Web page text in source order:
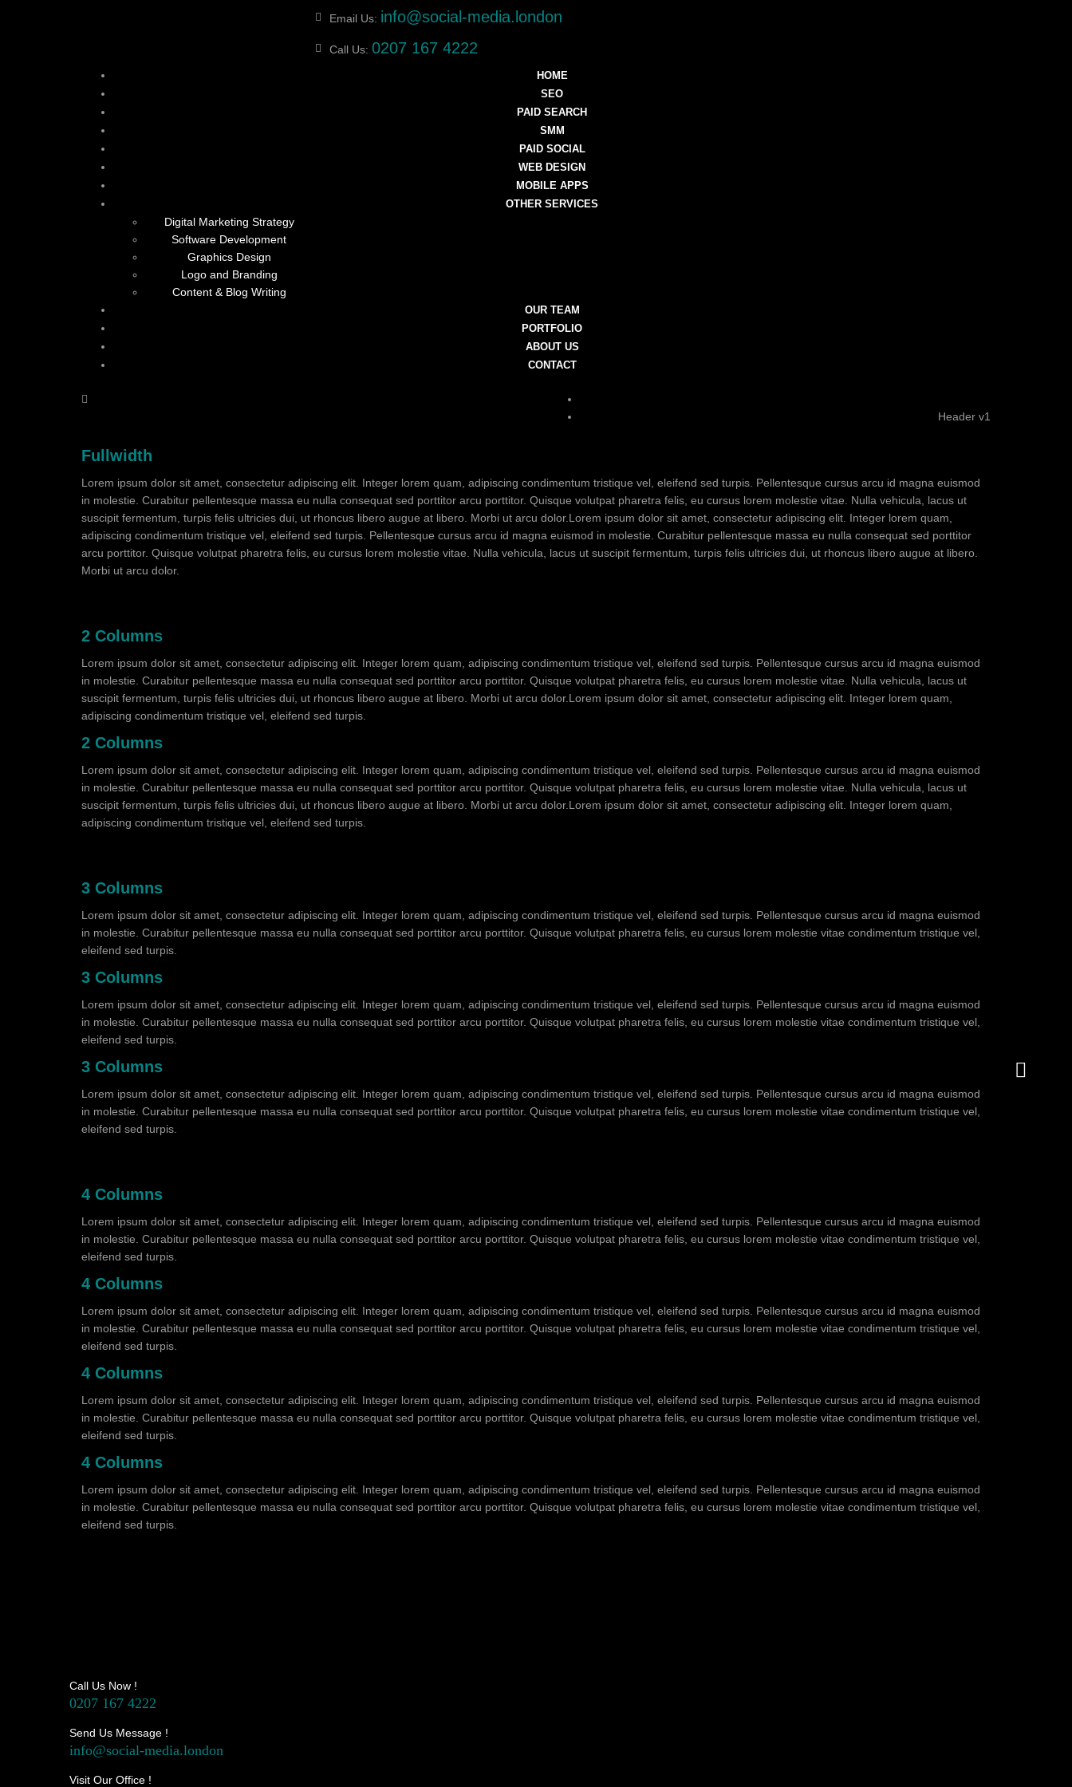
Email Us: info@social-media.london
Call Us: 0207 167 4222
HOME
SEO
PAID SEARCH
SMM
PAID SOCIAL
WEB DESIGN
MOBILE APPS
OTHER SERVICES
Digital Marketing Strategy
Software Development
Graphics Design
Logo and Branding
Content & Blog Writing
OUR TEAM
PORTFOLIO
ABOUT US
CONTACT
Header v1
Fullwidth
Lorem ipsum dolor sit amet, consectetur adipiscing elit. Integer lorem quam, adipiscing condimentum tristique vel, eleifend sed turpis. Pellentesque cursus arcu id magna euismod
in molestie. Curabitur pellentesque massa eu nulla consequat sed porttitor arcu porttitor. Quisque volutpat pharetra felis, eu cursus lorem molestie vitae. Nulla vehicula, lacus ut
suscipit fermentum, turpis felis ultricies dui, ut rhoncus libero augue at libero. Morbi ut arcu dolor.Lorem ipsum dolor sit amet, consectetur adipiscing elit. Integer lorem quam,
adipiscing condimentum tristique vel, eleifend sed turpis. Pellentesque cursus arcu id magna euismod in molestie. Curabitur pellentesque massa eu nulla consequat sed porttitor
arcu porttitor. Quisque volutpat pharetra felis, eu cursus lorem molestie vitae. Nulla vehicula, lacus ut suscipit fermentum, turpis felis ultricies dui, ut rhoncus libero augue at libero.
Morbi ut arcu dolor.
2 Columns
Lorem ipsum dolor sit amet, consectetur adipiscing elit. Integer lorem quam, adipiscing condimentum tristique vel, eleifend sed turpis. Pellentesque cursus arcu id magna euismod
in molestie. Curabitur pellentesque massa eu nulla consequat sed porttitor arcu porttitor. Quisque volutpat pharetra felis, eu cursus lorem molestie vitae. Nulla vehicula, lacus ut
suscipit fermentum, turpis felis ultricies dui, ut rhoncus libero augue at libero. Morbi ut arcu dolor.Lorem ipsum dolor sit amet, consectetur adipiscing elit. Integer lorem quam,
adipiscing condimentum tristique vel, eleifend sed turpis.
2 Columns
Lorem ipsum dolor sit amet, consectetur adipiscing elit. Integer lorem quam, adipiscing condimentum tristique vel, eleifend sed turpis. Pellentesque cursus arcu id magna euismod
in molestie. Curabitur pellentesque massa eu nulla consequat sed porttitor arcu porttitor. Quisque volutpat pharetra felis, eu cursus lorem molestie vitae. Nulla vehicula, lacus ut
suscipit fermentum, turpis felis ultricies dui, ut rhoncus libero augue at libero. Morbi ut arcu dolor.Lorem ipsum dolor sit amet, consectetur adipiscing elit. Integer lorem quam,
adipiscing condimentum tristique vel, eleifend sed turpis.
3 Columns
Lorem ipsum dolor sit amet, consectetur adipiscing elit. Integer lorem quam, adipiscing condimentum tristique vel, eleifend sed turpis. Pellentesque cursus arcu id magna euismod
in molestie. Curabitur pellentesque massa eu nulla consequat sed porttitor arcu porttitor. Quisque volutpat pharetra felis, eu cursus lorem molestie vitae condimentum tristique vel,
eleifend sed turpis.
3 Columns
Lorem ipsum dolor sit amet, consectetur adipiscing elit. Integer lorem quam, adipiscing condimentum tristique vel, eleifend sed turpis. Pellentesque cursus arcu id magna euismod
in molestie. Curabitur pellentesque massa eu nulla consequat sed porttitor arcu porttitor. Quisque volutpat pharetra felis, eu cursus lorem molestie vitae condimentum tristique vel,
eleifend sed turpis.
3 Columns
Lorem ipsum dolor sit amet, consectetur adipiscing elit. Integer lorem quam, adipiscing condimentum tristique vel, eleifend sed turpis. Pellentesque cursus arcu id magna euismod
in molestie. Curabitur pellentesque massa eu nulla consequat sed porttitor arcu porttitor. Quisque volutpat pharetra felis, eu cursus lorem molestie vitae condimentum tristique vel,
eleifend sed turpis.
4 Columns
Lorem ipsum dolor sit amet, consectetur adipiscing elit. Integer lorem quam, adipiscing condimentum tristique vel, eleifend sed turpis. Pellentesque cursus arcu id magna euismod
in molestie. Curabitur pellentesque massa eu nulla consequat sed porttitor arcu porttitor. Quisque volutpat pharetra felis, eu cursus lorem molestie vitae condimentum tristique vel,
eleifend sed turpis.
4 Columns
Lorem ipsum dolor sit amet, consectetur adipiscing elit. Integer lorem quam, adipiscing condimentum tristique vel, eleifend sed turpis. Pellentesque cursus arcu id magna euismod
in molestie. Curabitur pellentesque massa eu nulla consequat sed porttitor arcu porttitor. Quisque volutpat pharetra felis, eu cursus lorem molestie vitae condimentum tristique vel,
eleifend sed turpis.
4 Columns
Lorem ipsum dolor sit amet, consectetur adipiscing elit. Integer lorem quam, adipiscing condimentum tristique vel, eleifend sed turpis. Pellentesque cursus arcu id magna euismod
in molestie. Curabitur pellentesque massa eu nulla consequat sed porttitor arcu porttitor. Quisque volutpat pharetra felis, eu cursus lorem molestie vitae condimentum tristique vel,
eleifend sed turpis.
4 Columns
Lorem ipsum dolor sit amet, consectetur adipiscing elit. Integer lorem quam, adipiscing condimentum tristique vel, eleifend sed turpis. Pellentesque cursus arcu id magna euismod
in molestie. Curabitur pellentesque massa eu nulla consequat sed porttitor arcu porttitor. Quisque volutpat pharetra felis, eu cursus lorem molestie vitae condimentum tristique vel,
eleifend sed turpis.
Call Us Now !
0207 167 4222
Send Us Message !
info@social-media.london
Visit Our Office !